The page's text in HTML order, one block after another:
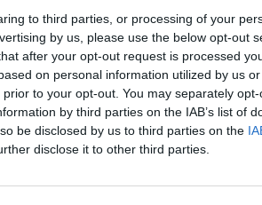
to third parties, or processing of your
by us, please use the below opt-out
after your opt-out request is processed
on personal information utilized by us
to your opt-out. You may separately
by third parties on the IAB’s list of
be disclosed by us to third parties on the
disclose it to other third parties.
είναι: